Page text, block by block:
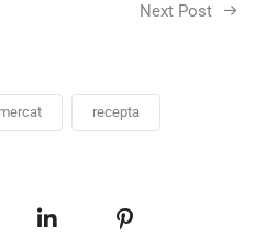
Next Post
mercat recepta